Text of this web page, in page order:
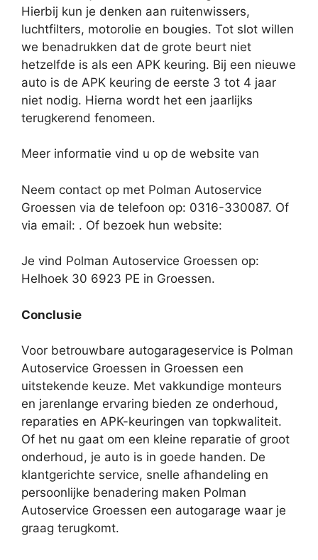
Hierbij kun je denken aan ruitenwissers,
luchtfilters, motorolie en bougies. Tot slot willen
we benadrukken dat de grote beurt niet
hetzelfde is als een APK keuring. Bij een nieuwe
auto is de APK keuring de eerste 3 tot 4 jaar
niet nodig. Hierna wordt het een jaarlijks
terugkerend fenomeen.
Meer informatie vind u op de website van
Neem contact op met Polman Autoservice
Groessen via de telefoon op: 0316-330087. Of
via email: . Of bezoek hun website:
Je vind Polman Autoservice Groessen op:
Helhoek 30 6923 PE in Groessen.
Conclusie
Voor betrouwbare autogarageservice is Polman
Autoservice Groessen in Groessen een
uitstekende keuze. Met vakkundige monteurs
en jarenlange ervaring bieden ze onderhoud,
reparaties en APK-keuringen van topkwaliteit.
Of het nu gaat om een kleine reparatie of groot
onderhoud, je auto is in goede handen. De
klantgerichte service, snelle afhandeling en
persoonlijke benadering maken Polman
Autoservice Groessen een autogarage waar je
graag terugkomt.